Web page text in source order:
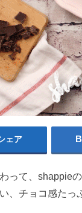
ェア
って、shappie
、チョコ感たっ